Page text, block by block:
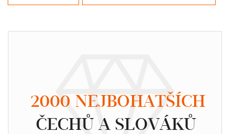
2000 NEJBOHATŠÍCH
ČECHŮ A SLOVÁKŮ